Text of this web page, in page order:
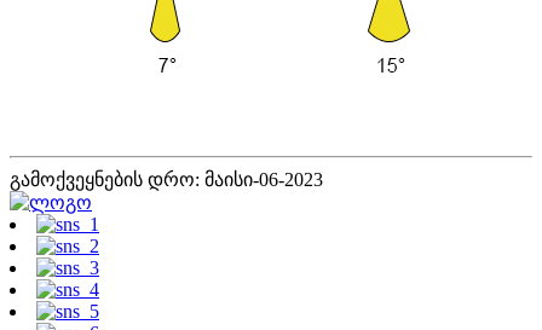
გამოქვეყნების დრო: მაისი-06-2023